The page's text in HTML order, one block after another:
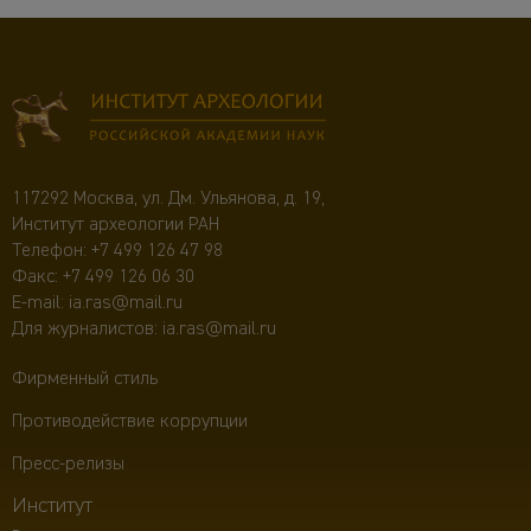
117292 Москва, ул. Дм. Ульянова, д. 19,
Институт археологии РАН
Телефон: +7 499 126 47 98
Факс: +7 499 126 06 30
E-mail: ia.ras@mail.ru
Для журналистов: ia.ras@mail.ru
Фирменный стиль
Противодействие коррупции
Пресс-релизы
Институт